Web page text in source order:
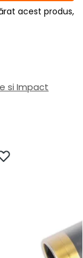
acest produs,
si Impact